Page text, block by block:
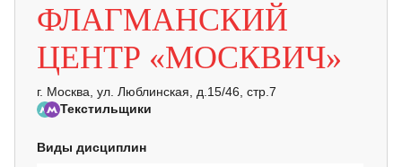
ФЛАГМАНСКИЙ
ЦЕНТР «МОСКВИЧ»
г. Москва, ул. Люблинская, д.15/46, стр.7
Текстильщики
Виды дисциплин